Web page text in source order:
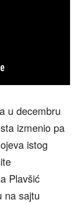
u decembru
izmenio pa
istog
Plavšić
na sajtu